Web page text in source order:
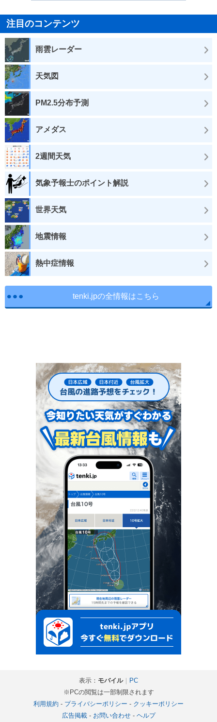
注目のコンテンツ
雨雲レーダー
天気図
PM2.5分布予測
アメダス
2週間天気
気象予報士のポイント解説
世界天気
地震情報
熱中症情報
tenki.jpの全情報はこちら
表示： モバイル｜ PC
※PCの閲覧は一部制限されます
利用規約 - プライバシーポリシー - クッキーポリシー
広告掲載- お問い合わせ- ヘルプ